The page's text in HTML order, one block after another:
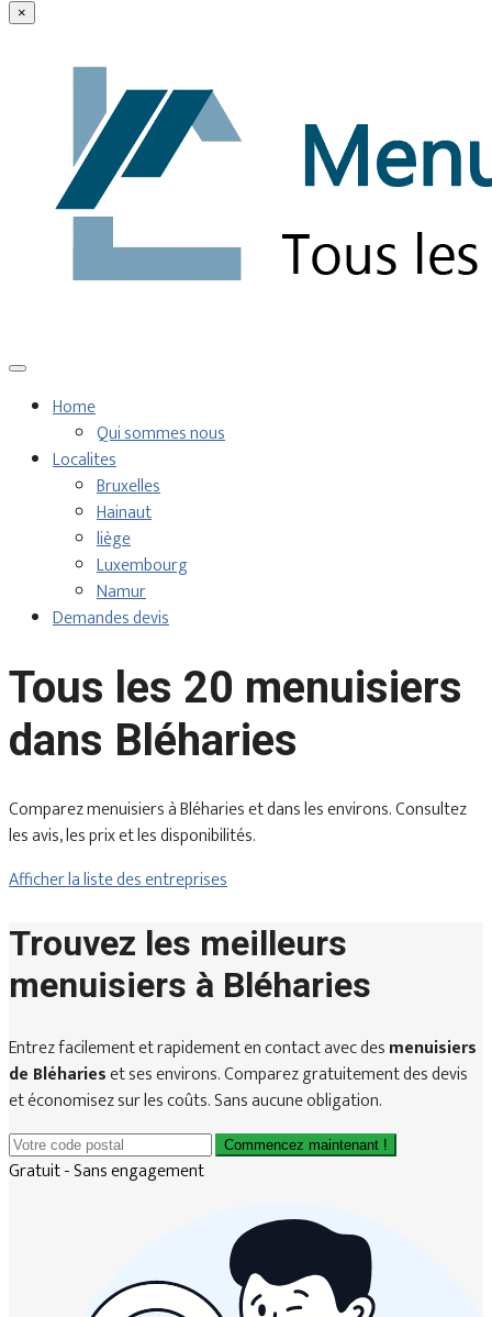
×
Home
Qui sommes nous
Localites
Bruxelles
Hainaut
liège
Luxembourg
Namur
Demandes devis
Tous les 20 menuisiers
dans Bléharies
Comparez menuisiers à Bléharies et dans les environs. Consultez
les avis, les prix et les disponibilités.
Afficher la liste des entreprises
Trouvez les meilleurs
menuisiers à Bléharies
Entrez facilement et rapidement en contact avec desmenuisiers
de Bléharieset ses environs. Comparez gratuitement des devis
et économisez sur les coûts. Sans aucune obligation.
Commencez maintenant !
Gratuit - Sans engagement